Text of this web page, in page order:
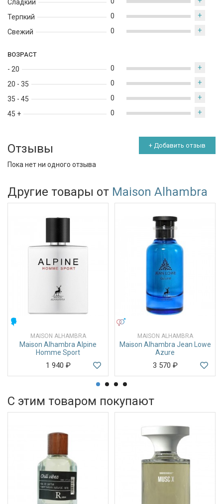
Сладкий
Терпкий
Свежий
0 +
0 +
ВОЗРАСТ
- 20
20 - 35
35 - 45
45 +
0 +
0 +
0 +
0 +
Отзывы + Добавить отзыв
Пока нет ни одного отзыва
Другие товары от Maison Alhambra
MAISON ALHAMBRA
Maison Alhambra Alpine
Homme Sport
1 940 ₽
MAISON ALHAMBRA
Maison Alhambra Jean Lowe
Azure
3 570 ₽
С этим товаром покупают